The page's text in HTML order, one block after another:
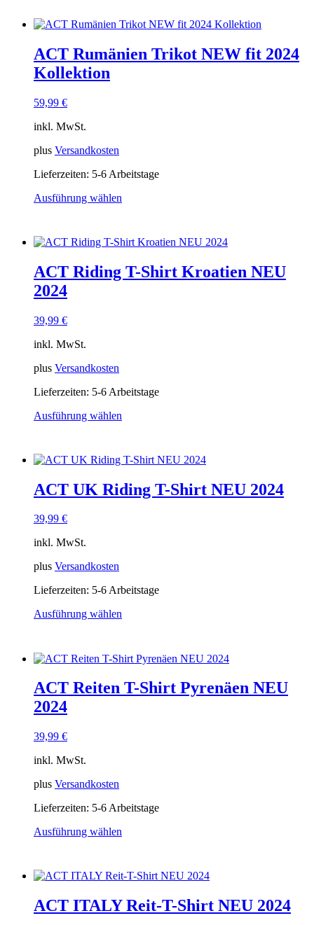
weist
mehrere
auf.
Die
Optionen
auf
Produktseite
werden
ACT Rumänien Trikot NEW fit 2024
Kollektion
59,99 €
inkl. MwSt.
plus Versandkosten
Lieferzeiten: 5-6 Arbeitstage
Ausführung wählen
weist
mehrere
auf.
Die
Optionen
auf
Produktseite
werden
ACT Riding T-Shirt Kroatien NEU
2024
39,99 €
inkl. MwSt.
plus Versandkosten
Lieferzeiten: 5-6 Arbeitstage
Ausführung wählen
weist
mehrere
auf.
Optionen
auf
Produktseite
werden
ACT UK Riding T-Shirt NEU 2024
39,99 €
inkl. MwSt.
plus Versandkosten
Lieferzeiten: 5-6 Arbeitstage
Ausführung wählen
weist
mehrere
auf.
Die
Optionen
auf
Produktseite
gewählt
werden
ACT Reiten T-Shirt Pyrenäen NEU
2024
39,99 €
inkl. MwSt.
plus Versandkosten
Lieferzeiten: 5-6 Arbeitstage
Ausführung wählen
weist
mehrere
auf.
ACT ITALY Reit-T-Shirt NEU 2024